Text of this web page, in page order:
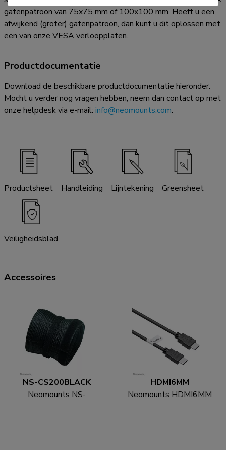
gatenpatroon van 75x75 mm of 100x100 mm. Heeft u een
afwijkend (groter) gatenpatroon, dan kunt u dit oplossen met
een van onze VESA verloopplaten.
Productdocumentatie
Download de beschikbare productdocumentatie hieronder.
Mocht u verder nog vragen hebben, neem dan contact op met
onze helpdesk via e-mail: info@neomounts.com.
Productsheet Handleiding Lijntekening Greensheet
Veiligheidsblad
Accessoires
NS-CS200BLACK
Neomounts NS-
HDMI6MM
Neomounts HDMI6MM